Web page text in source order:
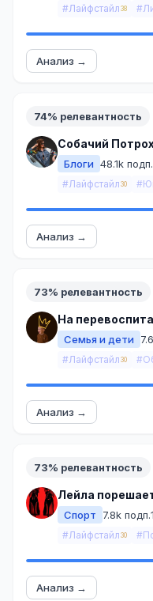
#Лайфстайл 38
Анализ →
74% релевантность
Собачий Потрох
Блоги 48.1k подп.
#Лайфстайл 30
Анализ →
73% релевантность
На
Семья и дети
#Лайфстайл 30
Анализ →
73% релевантность
Лейла
Спорт
7.8k подп.
#Лайфстайл 30
Анализ →